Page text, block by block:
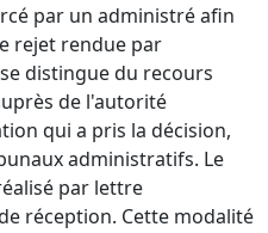
par un administré afin
rejet rendue par
distingue du recours
de l'autorité
qui a pris la décision,
administratifs. Le
par lettre
réception. Cette modalité